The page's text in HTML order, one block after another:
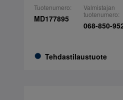
Tuotenumero:
MD177895
Tehdastilaustuote
Valmistajan
tuotenumero:
068-850-